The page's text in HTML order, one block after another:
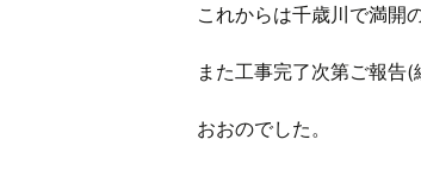
これからは千歳川で満開
また工事完了次第ご報告(
おおのでした。